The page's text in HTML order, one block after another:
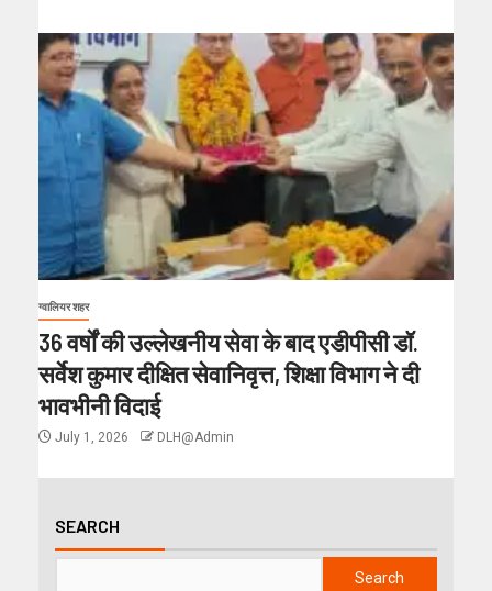
ग्वालियर शहर
36 वर्षों की उल्लेखनीय सेवा के बाद एडीपीसी डॉ.
सर्वेश कुमार दीक्षित सेवानिवृत्त, शिक्षा विभाग ने दी
भावभीनी विदाई
July 1, 2026 DLH@Admin
SEARCH
Search